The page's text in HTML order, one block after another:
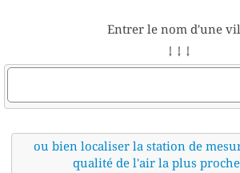
Entrer le nom d'une
↓ ↓ ↓
ou bien localiser la station de
qualité de l'air la plus proche